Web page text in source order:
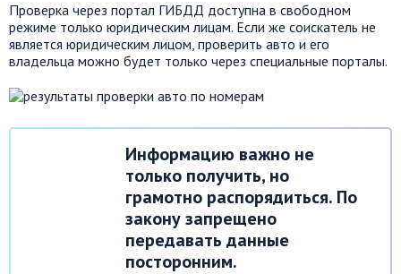
Проверка через портал ГИБДД доступна в свободном
режиме только юридическим лицам. Если же соискатель не
является юридическим лицом, проверить авто и его
владельца можно будет только через специальные порталы.
Информацию важно не
только получить, но
грамотно распорядиться. По
закону запрещено
передавать данные
посторонним.